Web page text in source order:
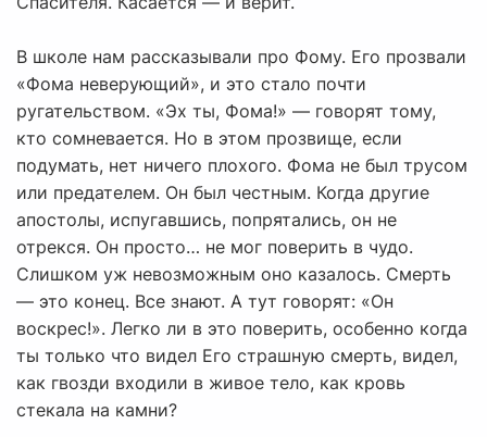
В школе нам рассказывали про Фому. Его прозвали
«Фома неверующий», и это стало почти
ругательством. «Эх ты, Фома!» — говорят тому,
кто сомневается. Но в этом прозвище, если
подумать, нет ничего плохого. Фома не был трусом
или предателем. Он был честным. Когда другие
апостолы, испугавшись, попрятались, он не
отрекся. Он просто… не мог поверить в чудо.
Слишком уж невозможным оно казалось. Смерть
— это конец. Все знают. А тут говорят: «Он
воскрес!». Легко ли в это поверить, особенно когда
ты только что видел Его страшную смерть, видел,
как гвозди входили в живое тело, как кровь
стекала на камни?